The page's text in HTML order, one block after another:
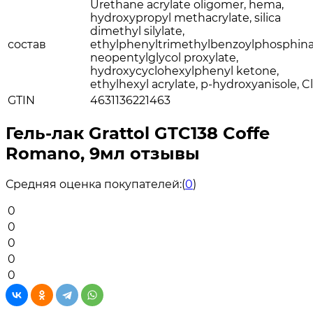
состав
Urethane acrylate oligomer, hema,
hydroxypropyl methacrylate, silica
dimethyl silylate,
neopentylglycol proxylate,
hydroxycyclohexylphenyl ketone,
ethylhexyl acrylate, p-hydroxyanisole, Cl
GTIN
4631136221463
Гель-лак Grattol GTC138 Coffe
Romano, 9мл отзывы
Средняя оценка покупателей:(0)
0
0
0
0
0